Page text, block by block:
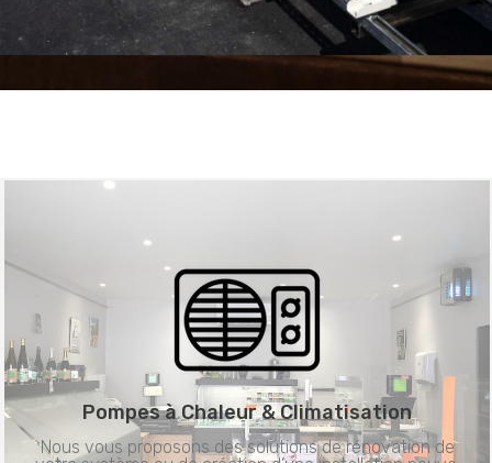
En Savoir +
Pompes à Chaleur &Climatisation
Nous vous proposons des solutions de rénovation de